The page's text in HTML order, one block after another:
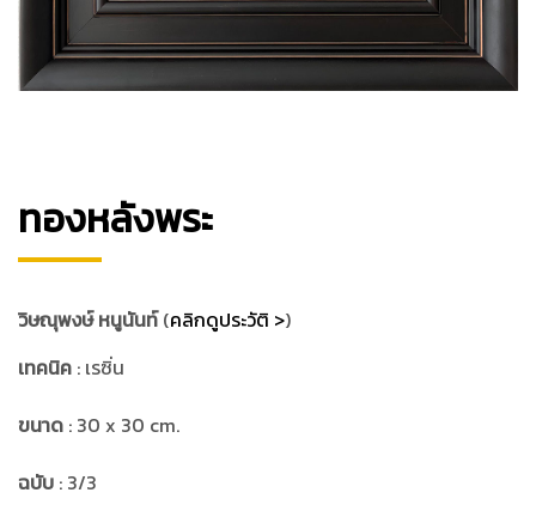
ทองหลังพระ
วิษณุพงษ์ หนูนันท์(คลิกดูประวัติ >)
เทคนิค : เรซิ่น
ขนาด : 30 x 30 cm.
ฉบับ : 3/3